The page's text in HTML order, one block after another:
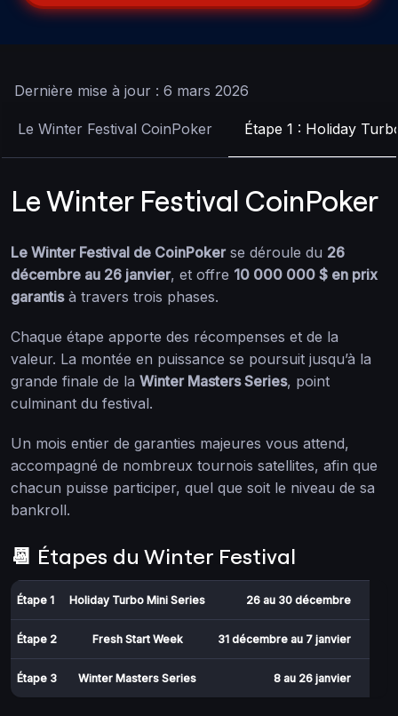
Dernière mise à jour : 6 mars 2026
Le Winter Festival CoinPoker Étape 1 : Holiday
Le Winter Festival CoinPoker
Le Winter Festival de CoinPokerse déroule du 26
décembre au 26 janvier, et offre 10 000 000 $ en prix
garantisà travers trois phases.
Chaque étape apporte des récompenses et de la
valeur. La montée en puissance se poursuit jusqu’à la
grande finale de la Winter Masters Series, point
culminant du festival.
Un mois entier de garanties majeures vous attend,
accompagné de nombreux tournois satellites, afin que
chacun puisse participer, quel que soit le niveau de sa
bankroll.
📆 Étapes du Winter Festival
Étape 1 Holiday Turbo Mini Series 26 au 30 décembre
Étape 2 Fresh Start Week 31 décembre au 7 janvier
Étape 3 Winter Masters Series 8 au 26 janvier